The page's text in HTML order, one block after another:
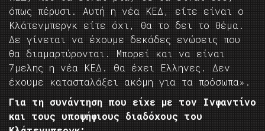
όπως πέρυσι. Αυτή η νέα ΚΕΔ, είτε είναι ο
Κλάτενμπεργκ είτε όχι, θα το δει το θέμα.
Δε γίνεται να έχουμε δεκάδες ενώσεις που
θα διαμαρτύρονται. Μπορεί και να είναι
7μελης η νέα ΚΕΔ. Θα έχει Ελληνες. Δεν
έχουμε κατασταλάξει ακόμη για τα πρόσωπα».
Για τη συνάντηση που είχε με τον Ινφαντίνο
και τους υποψήφιους διαδόχους του